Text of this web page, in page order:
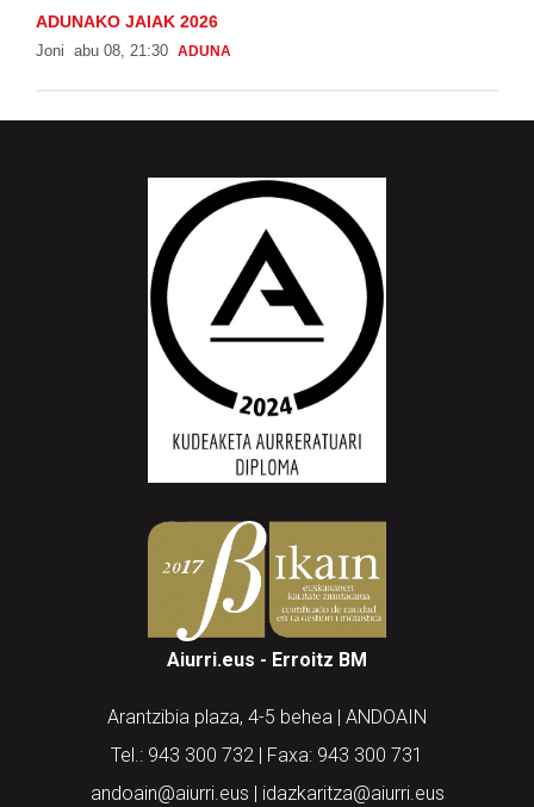
ADUNAKO JAIAK 2026
Joni abu 08, 21:30 ADUNA
Aiurri.eus - Erroitz BM
Arantzibia plaza, 4-5 behea | ANDOAIN
Tel.: 943 300 732 | Faxa: 943 300 731
andoain@aiurri.eus | idazkaritza@aiurri.eus